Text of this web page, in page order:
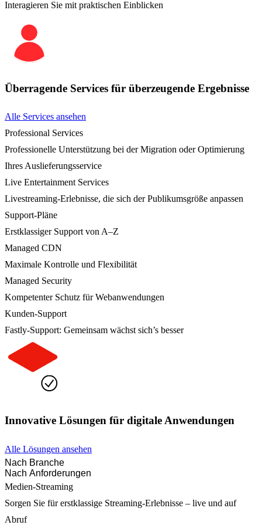
Interagieren Sie mit praktischen Einblicken
Überragende Services für überzeugende Ergebnisse
Alle Services ansehen
Professional Services
Professionelle Unterstützung bei der Migration oder Optimierung
Ihres Auslieferungsservice
Live Entertainment Services
Livestreaming-Erlebnisse, die sich der Publikumsgröße anpassen
Support-Pläne
Erstklassiger Support von A–Z
Managed CDN
Maximale Kontrolle und Flexibilität
Managed Security
Kompetenter Schutz für Webanwendungen
Kunden-Support
Fastly-Support: Gemeinsam wächst sich’s besser
Innovative Lösungen für digitale Anwendungen
Alle Lösungen ansehen
Nach Branche
Nach Anforderungen
Medien-Streaming
Sorgen Sie für erstklassige Streaming-Erlebnisse – live und auf
Abruf